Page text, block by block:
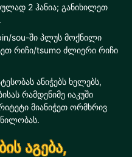
2 ჰანია; განიხილეთ
sou-ში პლუს მოქნილი
რიჩი/tsumo ძლიერი რიჩი
ანიჭებს ხელებს,
რამდენიმე იაკუში
მიანიჭეთ ორმხრივ
აგება,